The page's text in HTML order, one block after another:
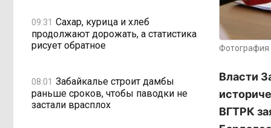
09:31 Сахар, курица и хлеб
продолжают дорожать, а статистика
рисует обратное
08:01 Забайкалье строит дамбы
раньше сроков, чтобы паводки не
застали врасплох
Фотография
Власти
ВГТРК